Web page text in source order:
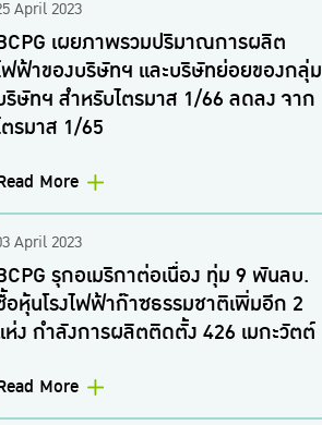
April 2023
เผยภาพรวมปริมาณการผลิต
ฟ้าของบริษัทฯ และบริษัทย่อยของกลุ่ม
ริษัทฯ สำหรับไตรมาส 1/66 ลดลง จาก
รมาส 1/65
More
April 2023
รุกอเมริกาต่อเนื่อง ทุ่ม 9 พันลบ.
หุ้นโรงไฟฟ้าก๊าซธรรมชาติเพิ่มอีก 2
ห่ง กำลังการผลิตติดตั้ง 426 เมกะวัตต์
More